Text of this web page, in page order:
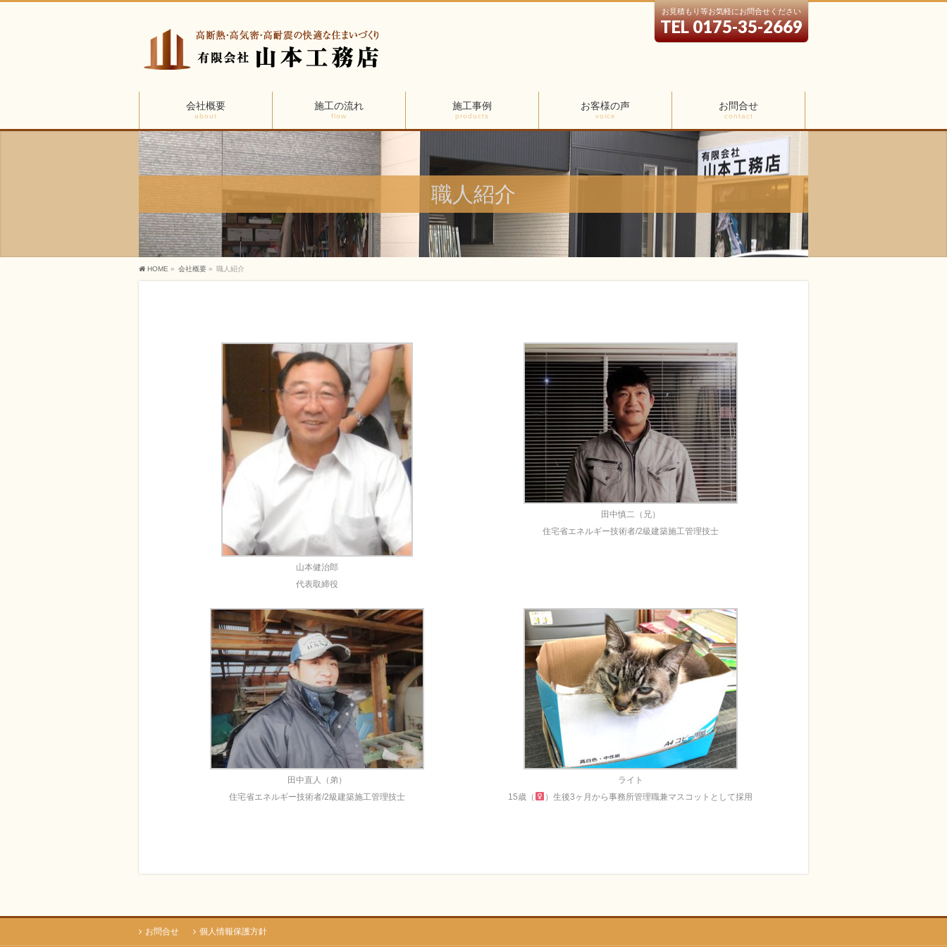
お見積もり等お気軽にお問合せください
TEL 0175-35-2669
会社概要
about
施工の流れ
flow
施工事例
products
お客様の声
voice
お問合せ
contact
職人紹介
HOME » 会社概要 » 職人紹介
山本健治郎
代表取締役
田中慎二（兄）
住宅省エネルギー技術者/2級建築施工管理技士
田中直人（弟）
住宅省エネルギー技術者/2級建築施工管理技士
ライト
15歳（
）生後3ヶ月から事務所管理職兼マスコットとして採用
お問合せ 個人情報保護方針